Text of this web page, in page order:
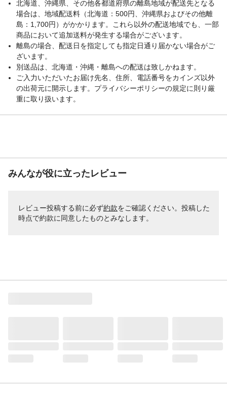
北海道、沖縄県、その他各都道府県の離島地域が配送先となる
場合は、地域配送料（北海道：500円、沖縄県およびその他離
島：1,700円）がかかります。これら以外の配送地域でも、一部
商品において追加送料が発生する場合がございます。
離島の場合、配送日を指定しても指定日通り届かない場合がご
ざいます。
別送品は、北海道・沖縄・離島への配送は致しかねます。
ご入力いただいたお届け先名、住所、電話番号をカインズ以外
の出荷元に開示します。プライバシーポリシーの規定に則り厳
重に取り扱います。
みんなが役に立ったレビュー
レビュー投稿する前に必ず約款をご確認ください。投稿した
時点で約款に同意したものとみなします。